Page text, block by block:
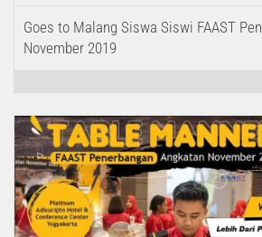
Goes to Malang Siswa Siswi FAAST
November 2019